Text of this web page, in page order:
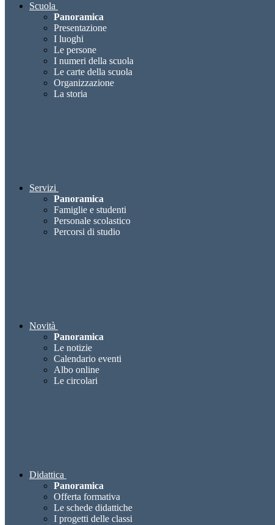
Scuola
Panoramica
Presentazione
I luoghi
Le persone
I numeri della scuola
Le carte della scuola
Organizzazione
La storia
Servizi
Panoramica
Famiglie e studenti
Personale scolastico
Percorsi di studio
Novità
Panoramica
Le notizie
Calendario eventi
Albo online
Le circolari
Didattica
Panoramica
Offerta formativa
Le schede didattiche
I progetti delle classi